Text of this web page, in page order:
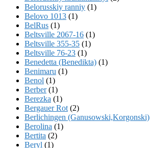
Belorusskiy ranniy (1)
Belovo 1013 (1)
BelRus (1)
Beltsville 2067-16 (1)
Beltsville 355-35 (1)
Beltsville 76-23 (1)
Benedetta (Benedikta) (1)
Benimaru (1)
Benol (1)
Berber(1)
Berezka (1)
Bergauer Rot (2)
Berlichingen (Ganusowski,Korgonski)
Berolina (1)
Bertita (2)
Beryl (1)